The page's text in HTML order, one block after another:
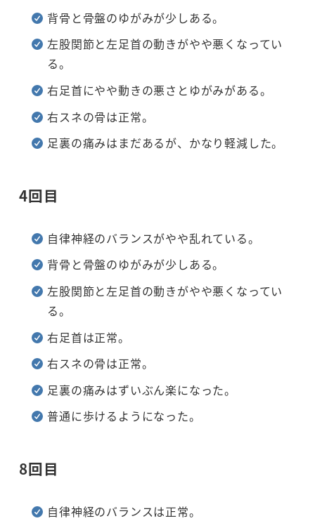
背骨と骨盤のゆがみが少しある。
左股関節と左足首の動きがやや悪くなってい
る。
右足首にやや動きの悪さとゆがみがある。
右スネの骨は正常。
足裏の痛みはまだあるが、かなり軽減した。
4回目
自律神経のバランスがやや乱れている。
背骨と骨盤のゆがみが少しある。
左股関節と左足首の動きがやや悪くなってい
る。
右足首は正常。
右スネの骨は正常。
足裏の痛みはずいぶん楽になった。
普通に歩けるようになった。
8回目
自律神経のバランスは正常。